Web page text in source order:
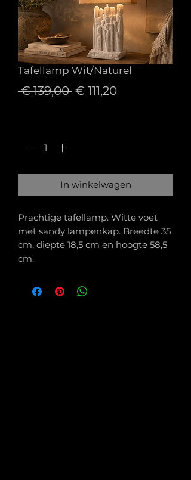
Tafellamp Wit/Naturel
€ 139,00 Normale
€ 111,20Verkoopprijs
In winkelwagen
Prachtige tafellamp. Witte voet
met sandy lampenkap. Breedte 35
cm, diepte 18,5 cm en hoogte 58,5
cm.